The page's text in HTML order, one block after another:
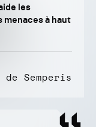
les
menaces à haut
de Semperis